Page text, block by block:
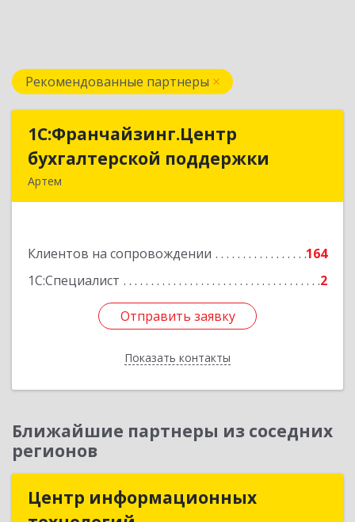
Рекомендованные партнеры
1С:Франчайзинг.Центр
бухгалтерской поддержки
Артем
Клиентов на сопровождении
164
1С:Специалист
2
Отправить заявку
Показать контакты
1С:Франчайзинг.Центр
бухгалтерской поддержки
Подробнее
Отправить заявку
Назад
Ближайшие партнеры из соседних
регионов
Центр информационных
Центр информационных